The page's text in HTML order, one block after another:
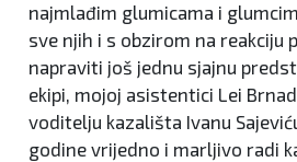
najmlađim glumicama i
sve njih i s obzirom na reakciju
napraviti još jednu sjajnu
ekipi, mojoj asistentici Lei
voditelju kazališta Ivanu
godine vrijedno i marljivo radi